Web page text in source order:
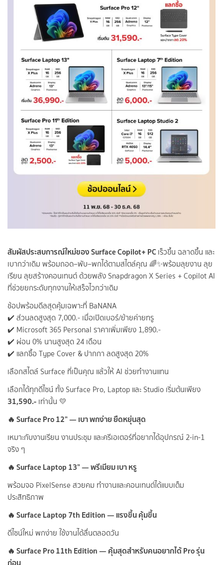
สัมผัสประสบการณ์ใหม่ของ Surface Copilot+ PC เร็วขึ้น ฉลาดขึ้น และ
เบากว่าเดิม พร้อมถอด–พับ–พกได้ตามสไตล์คุณ 🌈✨พร้อมลุยงาน ลุย
เรียน ลุยสร้างคอนเทนต์ ด้วยพลัง Snapdragon X Series + Copilot AI
ที่ช่วยยกระดับทุกงานให้เสร็จไวกว่าเดิม
ช้อปพร้อมดีลสุดคุ้มเฉพาะที่ BaNANA
✔️ ส่วนลดสูงสุด 7,000.- เมื่อเปิดเบอร์/ย้ายค่ายทรู
✔️ Microsoft 365 Personal ราคาเพิ่มเพียง 1,890.-
✔️ ผ่อน 0% นานสูงสุด 24 เดือน
✔️ แลกซื้อ Type Cover & ปากกา ลดสูงสุด 20%
เลือกสไตล์ Surface ที่เป็นคุณ แล้วให้ AI ช่วยทำงานแทน
เลือกได้ทุกดีไซน์ ทั้ง Surface Pro, Laptop และ Studio เริ่มต้นเพียง
31,590.- เท่านั้น 💛
🔥 Surface Pro 12” — เบา พกง่าย ยืดหยุ่นสุด
เหมาะกับงานเรียน งานประชุม และครีเอเตอร์ที่อยากได้อุปกรณ์ 2-in-1
จริง ๆ
🔥 Surface Laptop 13” — พรีเมียม เบา หรู
พร้อมจอ PixelSense สวยคม ทำงานและคอนเทนต์ได้แบบเต็ม
ประสิทธิภาพ
🔥 Surface Laptop 7th Edition — แรงขึ้น คุ้มขึ้น
ดีไซน์ใหม่ พกง่าย ใช้งานได้ลื่นตลอดวัน
🔥 Surface Pro 11th Edition — คุ้มสุดสำหรับคนอยากได้ Pro รุ่น